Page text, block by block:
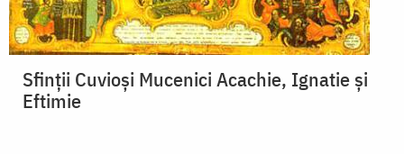
Sfinții Cuvioși Mucenici Acachie, Ignatie și
Eftimie